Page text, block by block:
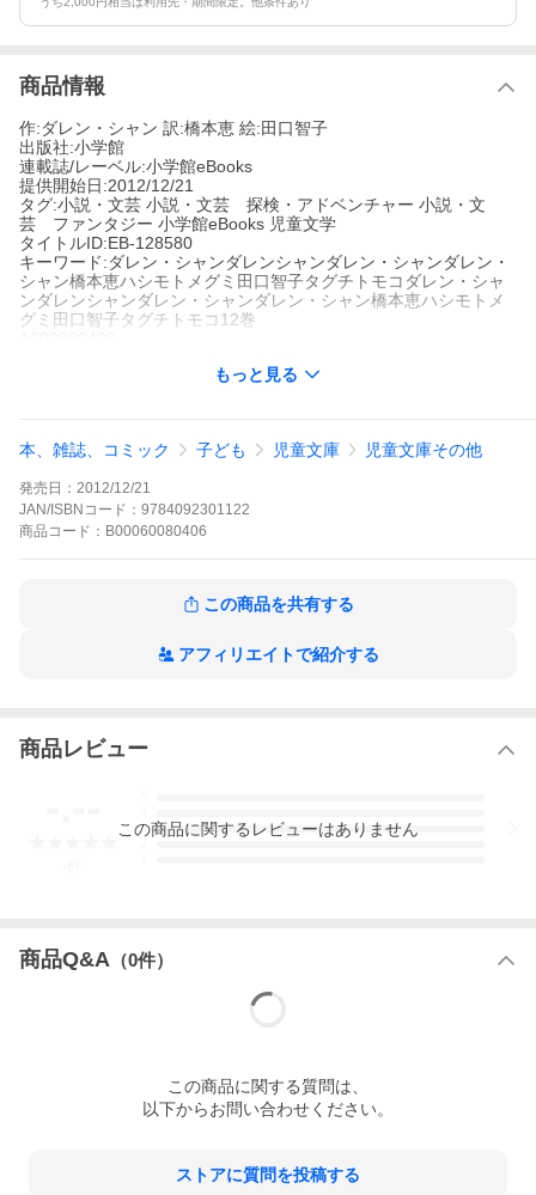
商品情報
作:ダレン・シャン 訳:橋本恵 絵:田口智子
出版社:小学館
連載誌/レーベル:小学館eBooks
提供開始日:2012/12/21
タグ:小説・文芸 小説・文芸 探検・アドベンチャー 小説・文
芸 ファンタジー 小学館eBooks 児童文学
タイトルID:EB-128580
キーワード:ダレン・シャンダレンシャンダレン・シャンダレン・
シャン橋本恵ハシモトメグミ田口智子タグチトモコダレン・シャ
ンダレンシャンダレン・シャンダレン・シャン橋本恵ハシモトメ
グミ田口智子タグチトモコ12巻
田口智子
ンタジー
小学館eBooks 児童文学
弾!ついに最終巻!世代を超えて大人たちもハマってしまった児童文
学の最高傑作!ダークさ満載のストーリー、不気味にキャラ立ちし
た登場人物の不可思議な魅力。先の読めないどんでん返しの連
人公ダレンと、昔の親友スティーブ。ダレンは運命を受け入れて
選ぶのか。驚きの結末にシリーズは終わる!
ダレン・シャンの作品をもっと見る
もっと見る
本、雑誌、コミック 子ども 児童文庫 児童文庫その他
発売日： 2012/12/21
JAN/ISBNコード： 9784092301122
商品 コード： B00060080406
この商品を共有する
アフィリエイトで紹介する
商品レビュー
3
この商品に関するレビューはありません
商品Q&A （0件）
この商品に関する質問は、
以下からお問い合わせください。
ストアに質問を投稿する